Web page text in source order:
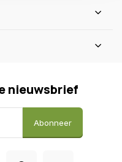
nieuwsbrief
Abonneer